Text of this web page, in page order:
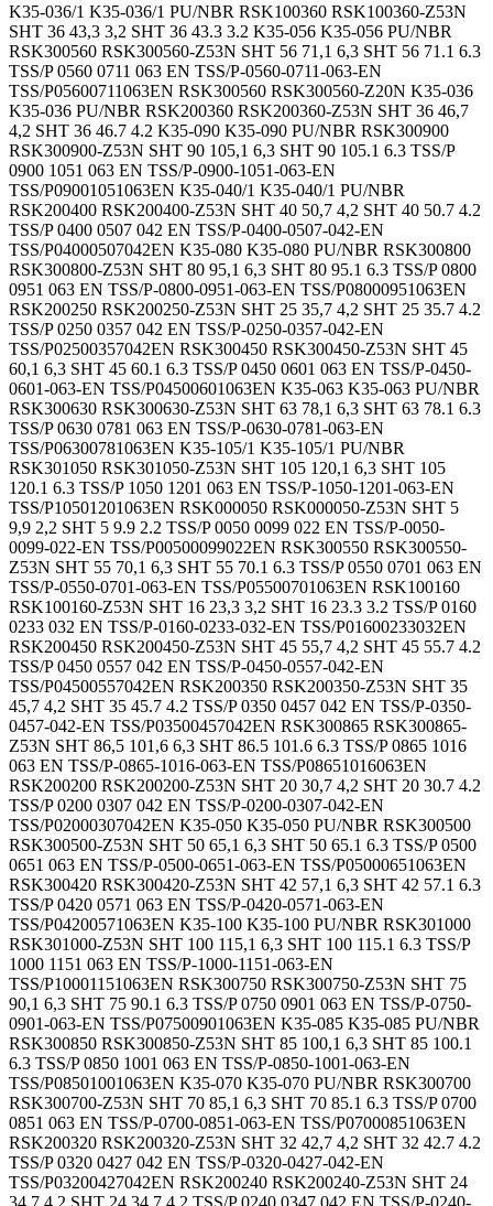
K35-036/1 K35-036/1 PU/NBR RSK100360 RSK100360-Z53N
SHT 36 43,3 3,2 SHT 36 43.3 3.2 K35-056 K35-056 PU/NBR
RSK300560 RSK300560-Z53N SHT 56 71,1 6,3 SHT 56 71.1 6.3
TSS/P 0560 0711 063 EN TSS/P-0560-0711-063-EN
TSS/P05600711063EN RSK300560 RSK300560-Z20N K35-036
K35-036 PU/NBR RSK200360 RSK200360-Z53N SHT 36 46,7
4,2 SHT 36 46.7 4.2 K35-090 K35-090 PU/NBR RSK300900
RSK300900-Z53N SHT 90 105,1 6,3 SHT 90 105.1 6.3 TSS/P
0900 1051 063 EN TSS/P-0900-1051-063-EN
TSS/P09001051063EN K35-040/1 K35-040/1 PU/NBR
RSK200400 RSK200400-Z53N SHT 40 50,7 4,2 SHT 40 50.7 4.2
TSS/P 0400 0507 042 EN TSS/P-0400-0507-042-EN
TSS/P04000507042EN K35-080 K35-080 PU/NBR RSK300800
RSK300800-Z53N SHT 80 95,1 6,3 SHT 80 95.1 6.3 TSS/P 0800
0951 063 EN TSS/P-0800-0951-063-EN TSS/P08000951063EN
RSK200250 RSK200250-Z53N SHT 25 35,7 4,2 SHT 25 35.7 4.2
TSS/P 0250 0357 042 EN TSS/P-0250-0357-042-EN
TSS/P02500357042EN RSK300450 RSK300450-Z53N SHT 45
60,1 6,3 SHT 45 60.1 6.3 TSS/P 0450 0601 063 EN TSS/P-0450-
0601-063-EN TSS/P04500601063EN K35-063 K35-063 PU/NBR
RSK300630 RSK300630-Z53N SHT 63 78,1 6,3 SHT 63 78.1 6.3
TSS/P 0630 0781 063 EN TSS/P-0630-0781-063-EN
TSS/P06300781063EN K35-105/1 K35-105/1 PU/NBR
RSK301050 RSK301050-Z53N SHT 105 120,1 6,3 SHT 105
120.1 6.3 TSS/P 1050 1201 063 EN TSS/P-1050-1201-063-EN
TSS/P10501201063EN RSK000050 RSK000050-Z53N SHT 5
9,9 2,2 SHT 5 9.9 2.2 TSS/P 0050 0099 022 EN TSS/P-0050-
0099-022-EN TSS/P00500099022EN RSK300550 RSK300550-
Z53N SHT 55 70,1 6,3 SHT 55 70.1 6.3 TSS/P 0550 0701 063 EN
TSS/P-0550-0701-063-EN TSS/P05500701063EN RSK100160
RSK100160-Z53N SHT 16 23,3 3,2 SHT 16 23.3 3.2 TSS/P 0160
0233 032 EN TSS/P-0160-0233-032-EN TSS/P01600233032EN
RSK200450 RSK200450-Z53N SHT 45 55,7 4,2 SHT 45 55.7 4.2
TSS/P 0450 0557 042 EN TSS/P-0450-0557-042-EN
TSS/P04500557042EN RSK200350 RSK200350-Z53N SHT 35
45,7 4,2 SHT 35 45.7 4.2 TSS/P 0350 0457 042 EN TSS/P-0350-
0457-042-EN TSS/P03500457042EN RSK300865 RSK300865-
Z53N SHT 86,5 101,6 6,3 SHT 86.5 101.6 6.3 TSS/P 0865 1016
063 EN TSS/P-0865-1016-063-EN TSS/P08651016063EN
RSK200200 RSK200200-Z53N SHT 20 30,7 4,2 SHT 20 30.7 4.2
TSS/P 0200 0307 042 EN TSS/P-0200-0307-042-EN
TSS/P02000307042EN K35-050 K35-050 PU/NBR RSK300500
RSK300500-Z53N SHT 50 65,1 6,3 SHT 50 65.1 6.3 TSS/P 0500
0651 063 EN TSS/P-0500-0651-063-EN TSS/P05000651063EN
RSK300420 RSK300420-Z53N SHT 42 57,1 6,3 SHT 42 57.1 6.3
TSS/P 0420 0571 063 EN TSS/P-0420-0571-063-EN
TSS/P04200571063EN K35-100 K35-100 PU/NBR RSK301000
RSK301000-Z53N SHT 100 115,1 6,3 SHT 100 115.1 6.3 TSS/P
1000 1151 063 EN TSS/P-1000-1151-063-EN
TSS/P10001151063EN RSK300750 RSK300750-Z53N SHT 75
90,1 6,3 SHT 75 90.1 6.3 TSS/P 0750 0901 063 EN TSS/P-0750-
0901-063-EN TSS/P07500901063EN K35-085 K35-085 PU/NBR
RSK300850 RSK300850-Z53N SHT 85 100,1 6,3 SHT 85 100.1
6.3 TSS/P 0850 1001 063 EN TSS/P-0850-1001-063-EN
TSS/P08501001063EN K35-070 K35-070 PU/NBR RSK300700
RSK300700-Z53N SHT 70 85,1 6,3 SHT 70 85.1 6.3 TSS/P 0700
0851 063 EN TSS/P-0700-0851-063-EN TSS/P07000851063EN
RSK200320 RSK200320-Z53N SHT 32 42,7 4,2 SHT 32 42.7 4.2
TSS/P 0320 0427 042 EN TSS/P-0320-0427-042-EN
TSS/P03200427042EN RSK200240 RSK200240-Z53N SHT 24
34,7 4,2 SHT 24 34.7 4.2 TSS/P 0240 0347 042 EN TSS/P-0240-